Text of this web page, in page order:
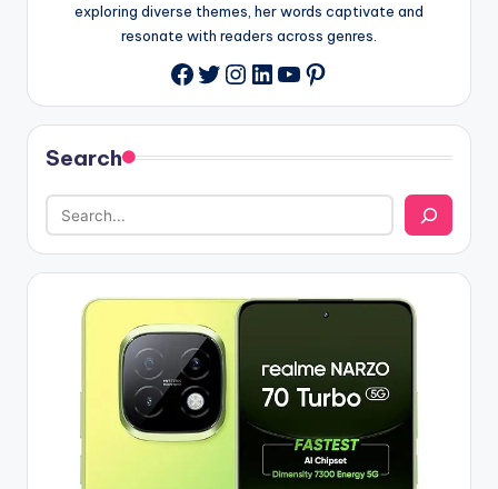
exploring diverse themes, her words captivate and
resonate with readers across genres.
Facebook
Twitter
Instagram
LinkedIn
YouTube
Pinterest
Search